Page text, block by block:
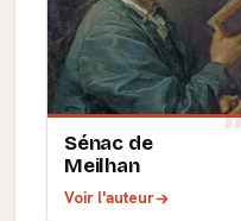
Sénac de
Meilhan
Voir l'auteur